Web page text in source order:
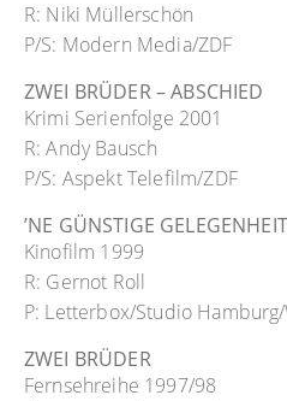
R: Niki Müllerschön
P/S: Modern Media/ZDF
ZWEI BRÜDER – ABSCHIED
Krimi Serienfolge 2001
R: Andy Bausch
P/S: Aspekt Telefilm/ZDF
’NE GÜNSTIGE GELEGENHEIT
Kinofilm 1999
R: Gernot Roll
P: Letterbox/Studio
ZWEI BRÜDER
Fernsehreihe 1997/98